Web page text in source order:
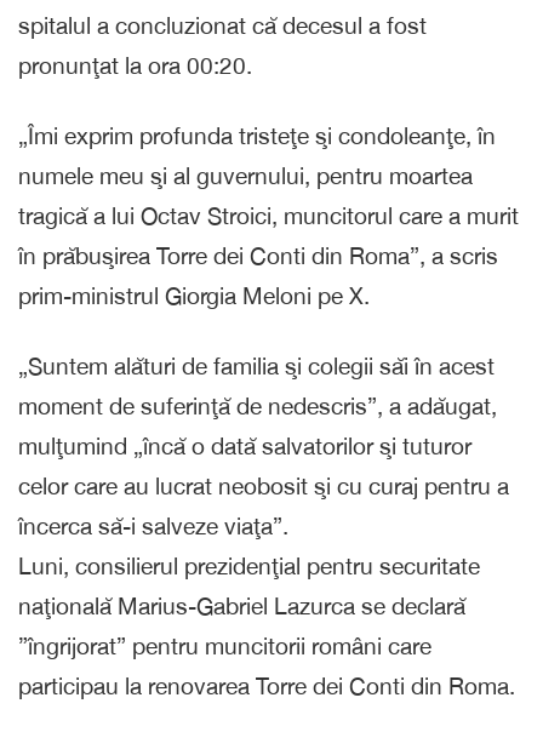
spitalul a concluzionat că decesul a fost
pronunţat la ora 00:20.
„Îmi exprim profunda tristeţe şi condoleanţe, în
numele meu şi al guvernului, pentru moartea
tragică a lui Octav Stroici, muncitorul care a murit
în prăbuşirea Torre dei Conti din Roma”, a scris
prim-ministrul Giorgia Meloni pe X.
„Suntem alături de familia şi colegii săi în acest
moment de suferinţă de nedescris”, a adăugat,
mulţumind „încă o dată salvatorilor şi tuturor
celor care au lucrat neobosit şi cu curaj pentru a
încerca să-i salveze viaţa”.
Luni, consilierul prezidenţial pentru securitate
naţională Marius-Gabriel Lazurca se declară
”îngrijorat” pentru muncitorii români care
participau la renovarea Torre dei Conti din Roma.